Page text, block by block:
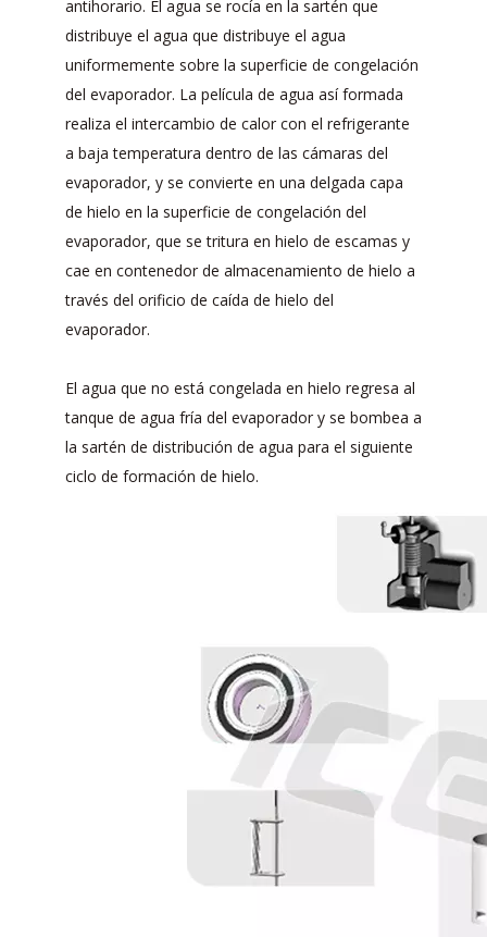
antihorario. El agua se rocía en la sartén que
distribuye el agua que distribuye el agua
uniformemente sobre la superficie de congelación
del evaporador. La película de agua así formada
realiza el intercambio de calor con el refrigerante
a baja temperatura dentro de las cámaras del
evaporador, y se convierte en una delgada capa
de hielo en la superficie de congelación del
evaporador, que se tritura en hielo de escamas y
cae en contenedor de almacenamiento de hielo a
través del orificio de caída de hielo del
evaporador.
El agua que no está congelada en hielo regresa al
tanque de agua fría del evaporador y se bombea a
la sartén de distribución de agua para el siguiente
ciclo de formación de hielo.